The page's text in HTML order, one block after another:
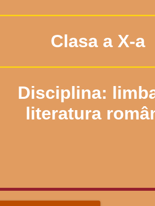
Clasa a X-a
Disciplina:
literatura